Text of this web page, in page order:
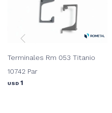
Terminales Rm 053 Titanio
10742 Par
USD 1